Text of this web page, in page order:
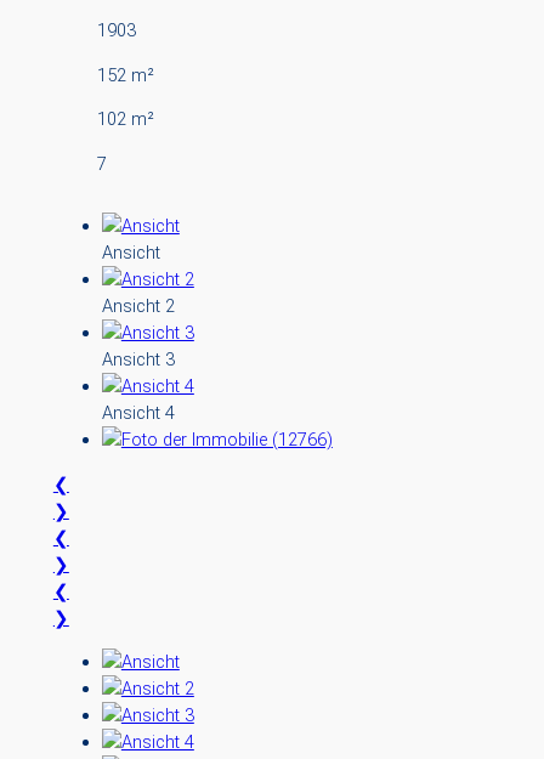
1903
152 m²
102 m²
7
Ansicht
Ansicht 2
Ansicht 3
Ansicht 4
❮
❯
❮
❯
❮
❯